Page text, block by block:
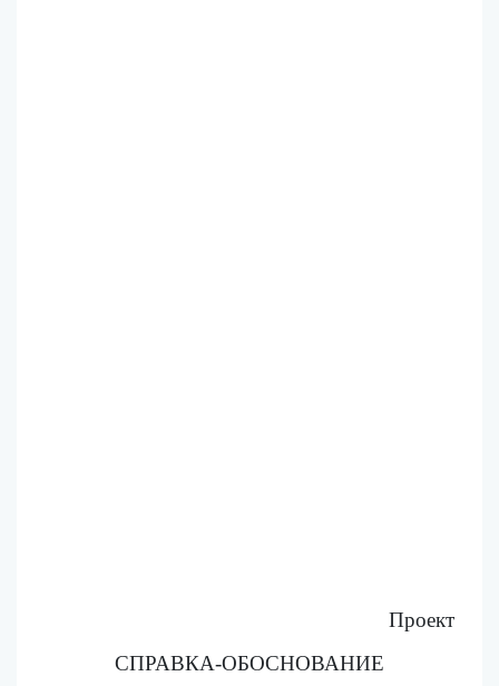
Проект
СПРАВКА-ОБОСНОВАНИЕ